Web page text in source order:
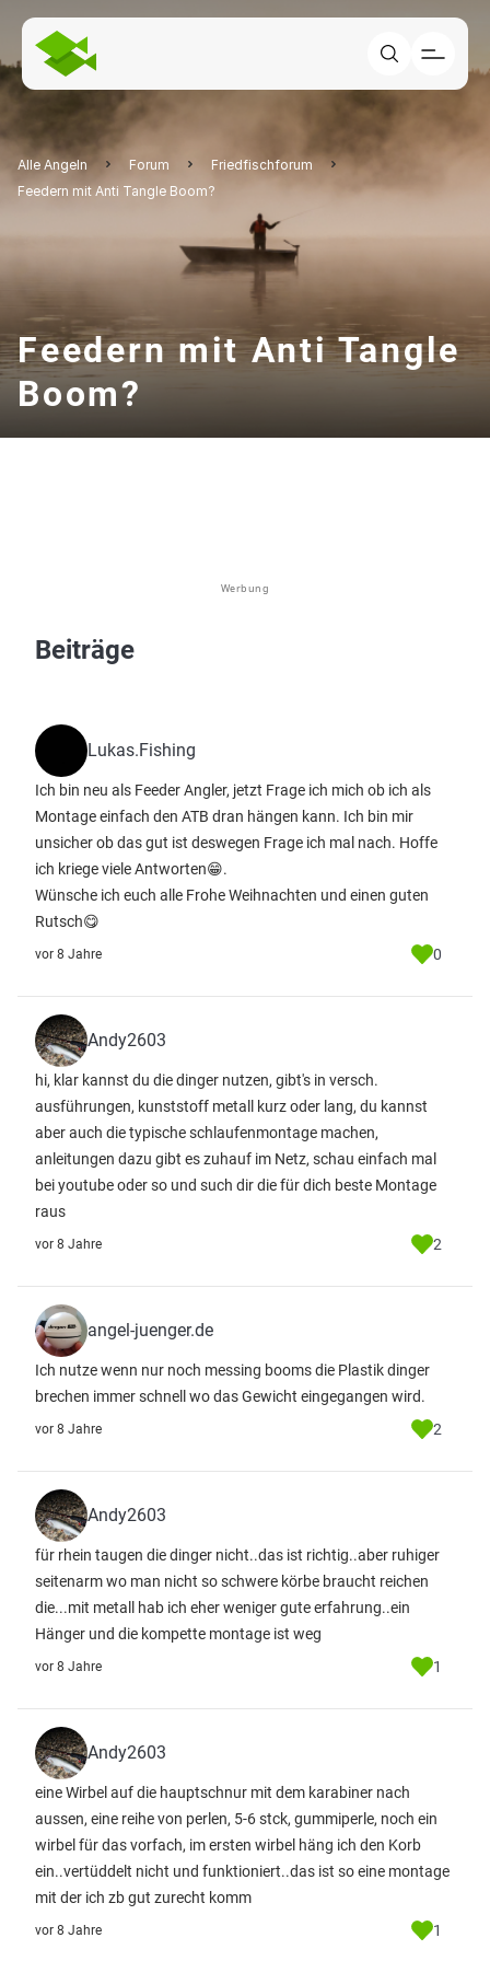
Alle Angeln Forum
Friedfischforum
Feedern mit Anti Tangle Boom?
Feedern mit Anti Tangle
Boom?
Werbung
Beiträge
Lukas.Fishing
Ich bin neu als Feeder Angler, jetzt Frage ich mich ob ich als
Montage einfach den ATB dran hängen kann. Ich bin mir
unsicher ob das gut ist deswegen Frage ich mal nach. Hoffe
ich kriege viele Antworten😁.
Wünsche ich euch alle Frohe Weihnachten und einen guten
Rutsch😋
vor 8 Jahre 0
Andy2603
hi, klar kannst du die dinger nutzen, gibt's in versch.
ausführungen, kunststoff metall kurz oder lang, du kannst
aber auch die typische schlaufenmontage machen,
anleitungen dazu gibt es zuhauf im Netz, schau einfach mal
bei youtube oder so und such dir die für dich beste Montage
raus
vor 8 Jahre 2
angel-juenger.de
Ich nutze wenn nur noch messing booms die Plastik dinger
brechen immer schnell wo das Gewicht eingegangen wird.
vor 8 Jahre 2
Andy2603
für rhein taugen die dinger nicht..das ist richtig..aber ruhiger
seitenarm wo man nicht so schwere körbe braucht reichen
die...mit metall hab ich eher weniger gute erfahrung..ein
Hänger und die kompette montage ist weg
vor 8 Jahre 1
Andy2603
eine Wirbel auf die hauptschnur mit dem karabiner nach
aussen, eine reihe von perlen, 5-6 stck, gummiperle, noch ein
wirbel für das vorfach, im ersten wirbel häng ich den Korb
ein..vertüddelt nicht und funktioniert..das ist so eine montage
mit der ich zb gut zurecht komm
vor 8 Jahre 1